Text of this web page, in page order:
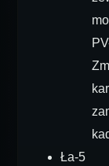
Ła-5